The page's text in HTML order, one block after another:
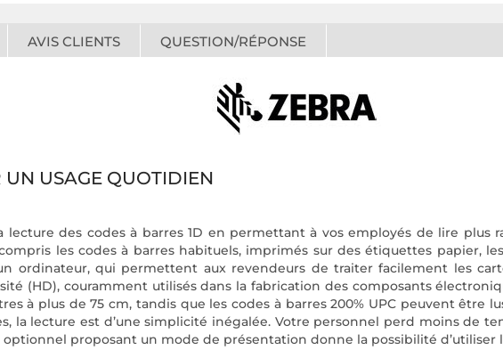
AVIS CLIENTS QUESTION/RÉPONSE
USAGE QUOTIDIEN
lecture des codes à barres 1D en permettant à vos employés de lire
les codes à barres habituels, imprimés sur des étiquettes papier,
ordinateur, qui permettent aux revendeurs de traiter facilement les
(HD), couramment utilisés dans la fabrication des composants
à plus de 75 cm, tandis que les codes à barres 200% UPC peuvent être
la lecture est d’une simplicité inégalée. Votre personnel perd moins de
optionnel proposant un mode de présentation donne la possibilité